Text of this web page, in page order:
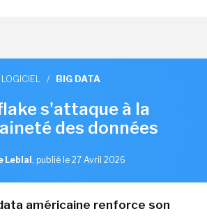
LOGICIEL / BIG DATA
s'attaque à la
des données
Leblal , publié le 27 Avril 2026
américaine renforce son